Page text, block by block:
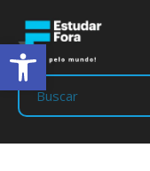
Abrir a barra de